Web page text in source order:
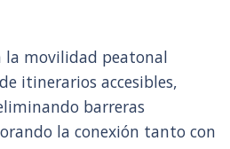
la movilidad peatonal
itinerarios accesibles,
barreras
la conexión tanto con